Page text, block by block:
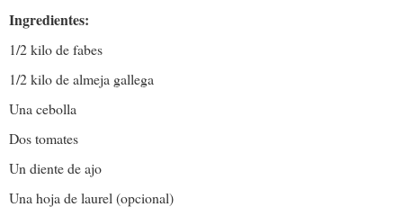
Ingredientes:
1/2 kilo de fabes
1/2 kilo de almeja gallega
Una cebolla
Dos tomates
Un diente de ajo
Una hoja de laurel (opcional)